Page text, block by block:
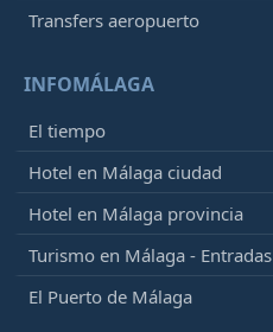
Transfers aeropuerto
INFOMÁLAGA
El tiempo
Hotel en Málaga ciudad
Hotel en Málaga provincia
Turismo en Málaga - Entradas
El Puerto de Málaga